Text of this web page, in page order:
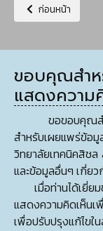
เนื้อหาก่อนหน้า: แผน
ก่อนหน้า
ขอบคุณสำห
แสดงความ
ขอขอบคุณสำหรั
สำหรับเผยแพร่ข้อ
วิทยาลัยเทคนิคสิช
และข้อมูลอื่นๆ เกี่ย
เมื่อท่านได้เยี่ยม
แสดงความคิดเห็นเ
เพื่อปรับปรุงแก้ไขใ